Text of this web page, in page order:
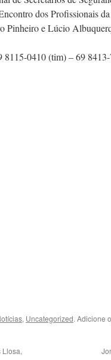
dos Profissionais
Pinheiro e Lúcio
8115-0410 (tim) – 69
, Uncategorized. Adicione o
Llosa,